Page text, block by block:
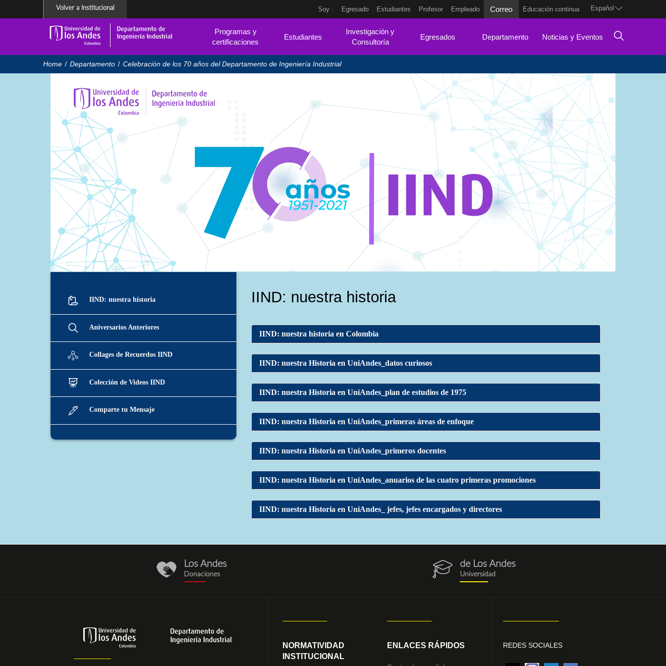
Volver a Institucional Español
Soy : Egresado Estudiantes Profesor Empleado Correo Educación continua
Programas y
certificaciones
Estudiantes
Investigación y
Consultoría
Egresados Departamento Noticias y Eventos
Home / Departamento / Celebración de los 70 años del Departamento de Ingeniería Industrial
IIND: nuestra historia
Aniversarios Anteriores
Collages de Recuerdos IIND
Colección de Videos IIND
Comparte tu Mensaje
IIND: nuestra historia
IIND: nuestra historia en Colombia
IIND: nuestra Historia en UniAndes_datos curiosos
IIND: nuestra Historia en UniAndes_plan de estudios de 1975
IIND: nuestra Historia en UniAndes_primeras áreas de enfoque
IIND: nuestra Historia en UniAndes_primeros docentes
IIND: nuestra Historia en UniAndes_anuarios de las cuatro primeras promociones
IIND: nuestra Historia en UniAndes_ jefes, jefes encargados y directores
donaciones.png
Los Andes
Donaciones egresados.png
de Los Andes
Universidad
NORMATIVIDAD
INSTITUCIONAL
ENLACES RÁPIDOS REDES SOCIALES